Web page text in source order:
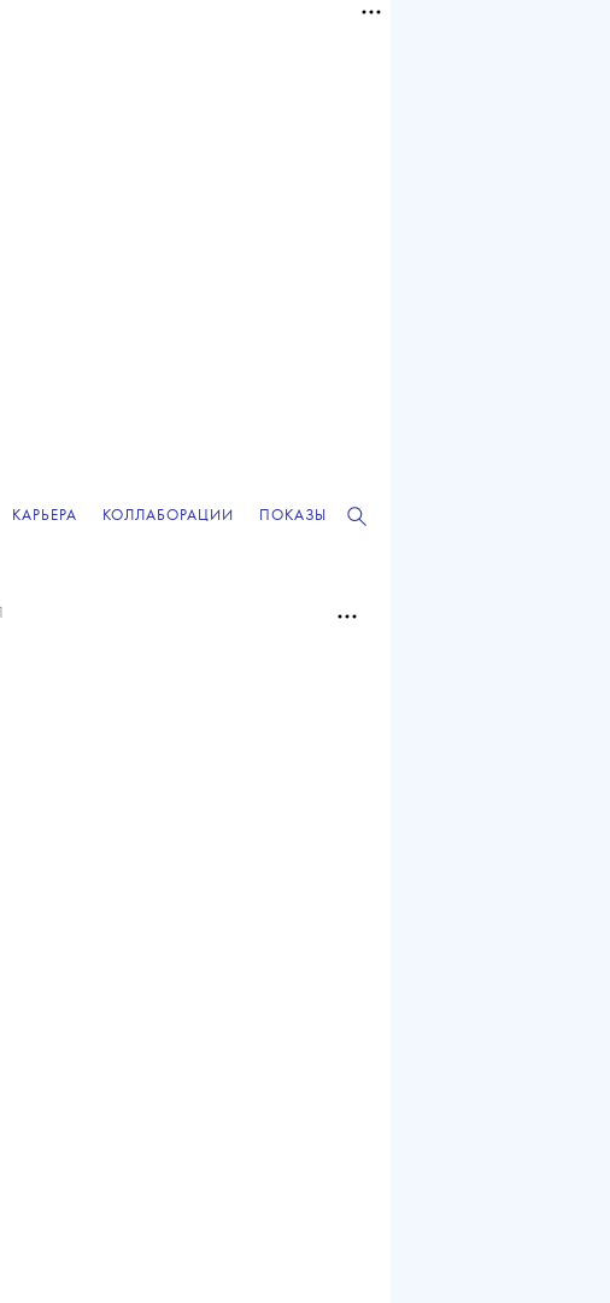
КАРЬЕРА КОЛЛАБОРАЦИИ ПОКАЗЫ